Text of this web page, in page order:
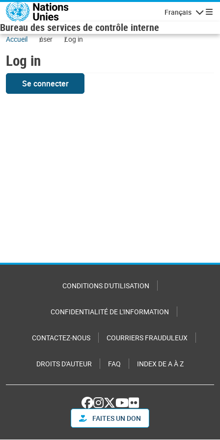
Skip to main content
Français
Bureau des services de contrôle interne
Accueil user Log in
Log in
Se connecter
CONDITIONS D'UTILISATION
CONFIDENTIALITÉ DE L'INFORMATION
CONTACTEZ-NOUS COURRIERS FRAUDULEUX
DROITS D'AUTEUR FAQ INDEX DE A À Z
FAITES UN DON